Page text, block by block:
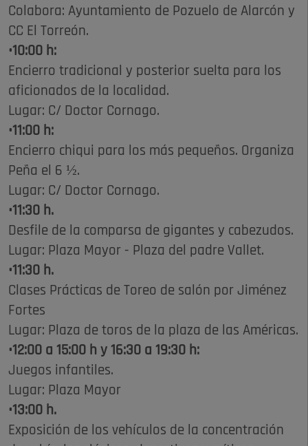
Colabora: Ayuntamiento de Pozuelo de Alarcón y
CC El Torreón.
•10:00 h:
Encierro tradicional y posterior suelta para los
aficionados de la localidad.
Lugar: C/ Doctor Cornago.
•11:00 h:
Encierro chiqui para los más pequeños. Organiza
Peña el 6 ½.
Lugar: C/ Doctor Cornago.
•11:30 h.
Desfile de la comparsa de gigantes y cabezudos.
Lugar: Plaza Mayor - Plaza del padre Vallet.
•11:30 h.
Clases Prácticas de Toreo de salón por Jiménez
Fortes
Lugar: Plaza de toros de la plaza de las Américas.
•12:00 a 15:00 h y 16:30 a 19:30 h:
Juegos infantiles.
Lugar: Plaza Mayor
•13:00 h.
Exposición de los vehículos de la concentración